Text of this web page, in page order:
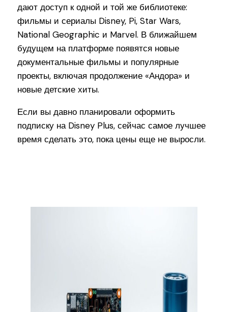
дают доступ к одной и той же библиотеке:
фильмы и сериалы Disney, Pi, Star Wars,
National Geographic и Marvel. В ближайшем
будущем на платформе появятся новые
документальные фильмы и популярные
проекты, включая продолжение «Андора» и
новые детские хиты.
Если вы давно планировали оформить
подписку на Disney Plus, сейчас самое лучшее
время сделать это, пока цены еще не выросли.